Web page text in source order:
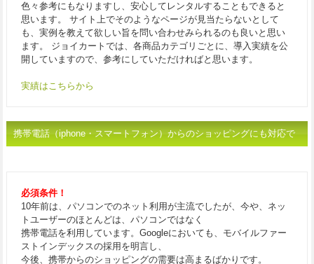
色々参考にもなりますし、安心してレンタルすることもできると
思います。 サイト上でそのようなページが見当たらないとして
も、実例を教えて欲しい旨を問い合わせみられるのも良いと思い
ます。 ジョイカートでは、各商品カテゴリごとに、導入実績を公
開していますので、参考にしていただければと思います。
実績はこちらから
携帯電話（iphone・スマートフォン）からのショッピングにも対応で
必須条件！
10年前は、パソコンでのネット利用が主流でしたが、今や、ネッ
トユーザーのほとんどは、パソコンではなく
携帯電話を利用しています。Googleにおいても、モバイルファー
ストインデックスの採用を明言し、
今後、携帯からのショッピングの需要は高まるばかりです。